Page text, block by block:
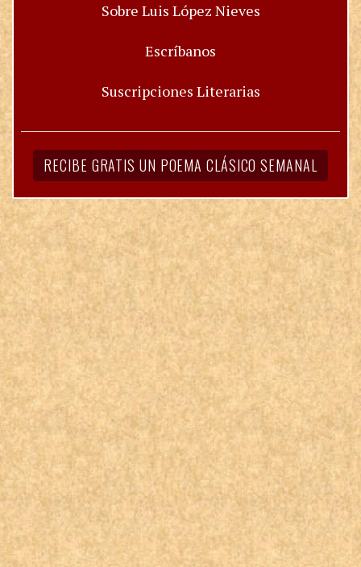
Sobre Luis López Nieves
Escríbanos
Suscripciones Literarias
RECIBE GRATIS UN POEMA CLÁSICO SEMANAL